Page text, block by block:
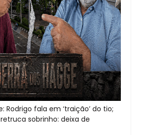
Rodrigo fala em ‘traição’ do tio;
sobrinho: deixa de